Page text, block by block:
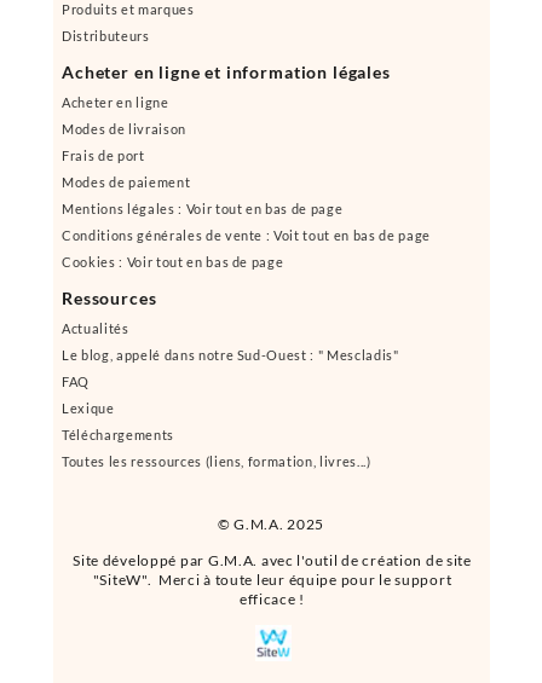
© G.M.A. 2025
Site développé par G.M.A. avec l'outil de création de site
"SiteW". Merci à toute leur équipe pour le support
efficace !
Produits et marques
Distributeurs
Acheter en ligne et information légales
Acheter en ligne
Modes de livraison
Frais de port
Modes de paiement
Mentions légales : Voir tout en bas de page
Conditions générales de vente : Voit tout en bas de page
Cookies : Voir tout en bas de page
Ressources
Actualités
Le blog, appelé dans notre Sud-Ouest : " Mescladis"
FAQ
Lexique
Téléchargements
Toutes les ressources (liens, formation, livres...)